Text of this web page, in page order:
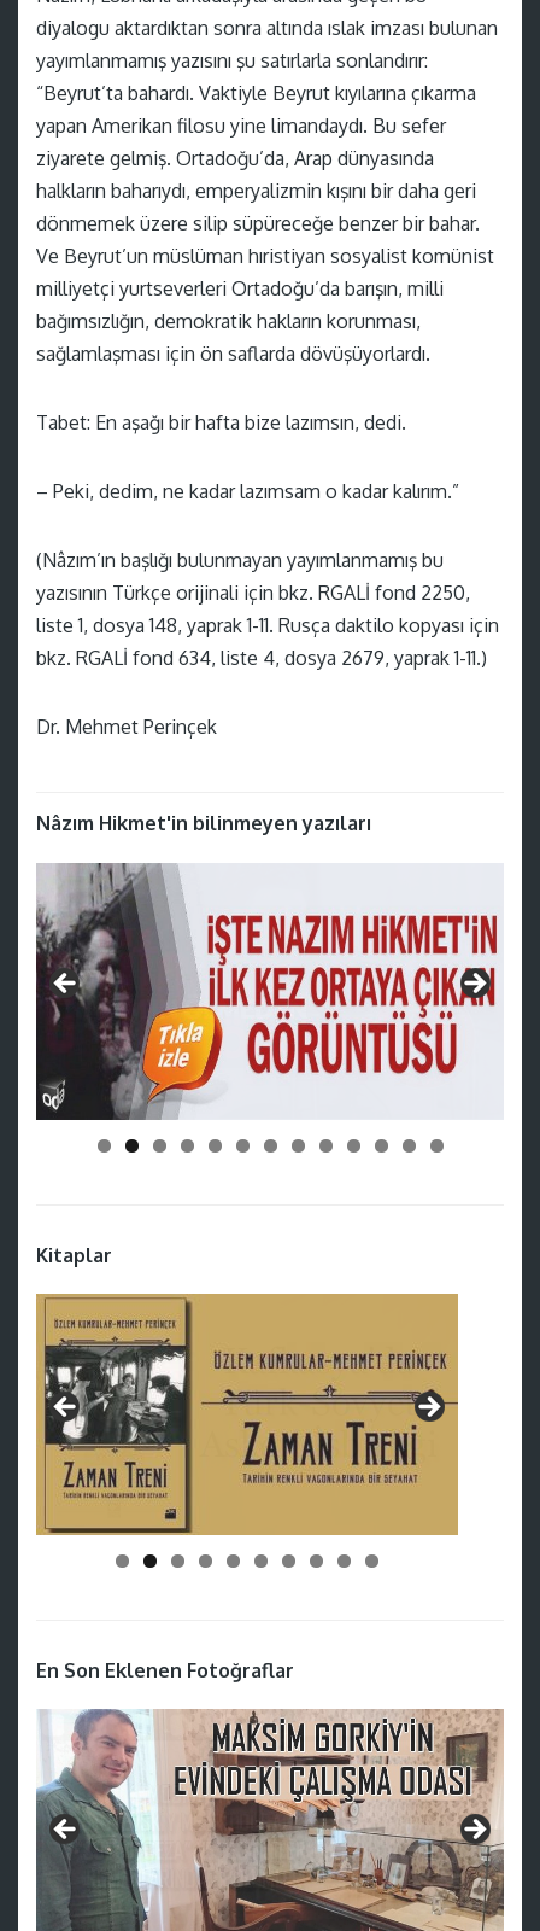
diyalogu aktardıktan sonra altında ıslak imzası bulunan
yayımlanmamış yazısını şu satırlarla sonlandırır:
“Beyrut’ta bahardı. Vaktiyle Beyrut kıyılarına çıkarma
yapan Amerikan filosu yine limandaydı. Bu sefer
ziyarete gelmiş. Ortadoğu’da, Arap dünyasında
halkların baharıydı, emperyalizmin kışını bir daha geri
dönmemek üzere silip süpüreceğe benzer bir bahar.
Ve Beyrut’un müslüman hıristiyan sosyalist komünist
milliyetçi yurtseverleri Ortadoğu’da barışın, milli
bağımsızlığın, demokratik hakların korunması,
sağlamlaşması için ön saflarda dövüşüyorlardı.
Tabet: En aşağı bir hafta bize lazımsın, dedi.
– Peki, dedim, ne kadar lazımsam o kadar kalırım.”
(Nâzım’ın başlığı bulunmayan yayımlanmamış bu
yazısının Türkçe orijinali için bkz. RGALİ fond 2250,
liste 1, dosya 148, yaprak 1-11. Rusça daktilo kopyası için
bkz. RGALİ fond 634, liste 4, dosya 2679, yaprak 1-11.)
Dr. Mehmet Perinçek
Nâzım Hikmet'in bilinmeyen yazıları
Kitaplar
En Son Eklenen Fotoğraflar